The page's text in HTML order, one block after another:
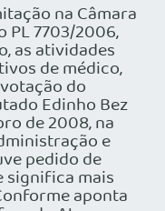
na Câmara
PL 7703/2006,
as atividades
de médico,
do
Edinho Bez
de 2008, na
e
pedido de
significa mais
aponta